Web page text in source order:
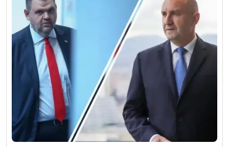
Email
Коментар*